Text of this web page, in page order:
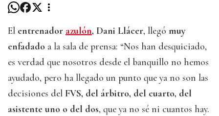
El entrenador azulón, Dani Llácer, llegó muy
enfadado a la sala de prensa: “Nos han desquiciado,
es verdad que nosotros desde el banquillo no hemos
ayudado, pero ha llegado un punto que ya no son las
decisiones del FVS, del árbitro, del cuarto, del
asistente uno o del dos, que ya no sé ni cuantos hay.